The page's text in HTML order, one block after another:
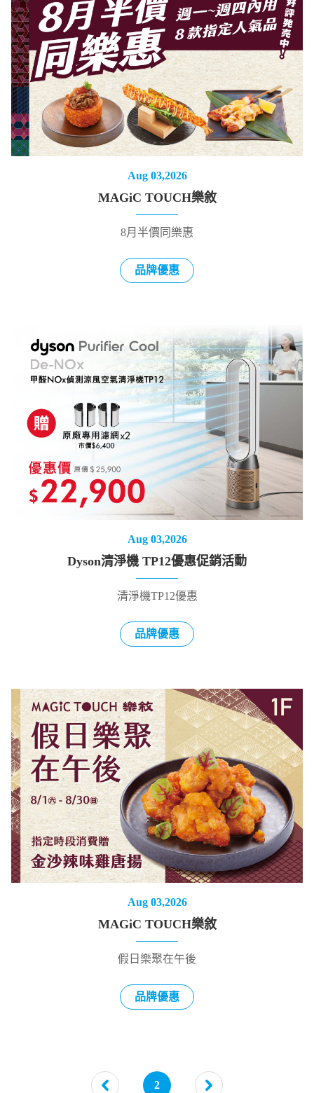
Aug 03,2026
MAGiC TOUCH樂敘
8月半價同樂惠
品牌優惠
Aug 03,2026
Dyson清淨機 TP12優惠促銷活動
清淨機TP12優惠
品牌優惠
Aug 03,2026
MAGiC TOUCH樂敘
假日樂聚在午後
品牌優惠
2